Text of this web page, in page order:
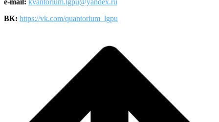
ВК: https://vk.com/quantorium_lgpu